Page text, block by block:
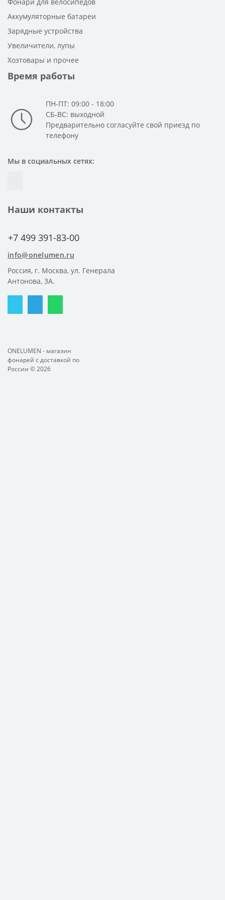
Аккумуляторные батареи
Зарядные устройства
Увеличители, лупы
Хозтовары и прочее
Время работы
ПН-ПТ: 09:00 - 18:00
СБ-ВС: выходной
Предварительно согласуйте свой приезд по
телефону
Мы в социальных сетях:
Наши контакты
+7 499 391-83-00
info@onelumen.ru
Россия, г. Москва, ул. Генерала
Антонова, 3А.
ONELUMEN - магазин
фонарей с доставкой по
России © 2026